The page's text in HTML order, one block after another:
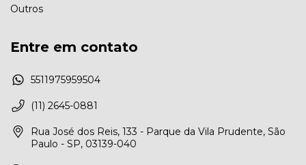
Outros
Entre em contato
5511975959504
(11) 2645-0881
Rua José dos Reis, 133 - Parque da Vila Prudente, São
Paulo - SP, 03139-040